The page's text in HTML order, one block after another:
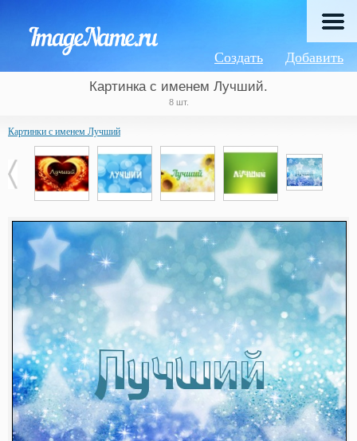
Добавить
Создать
Картинка с именем Лучший.
8 шт.
Картинки с именем Лучший